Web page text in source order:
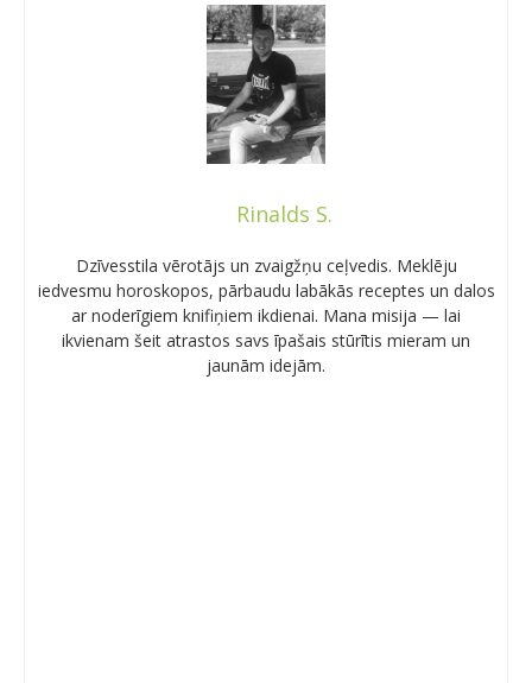
Rinalds S.
Dzīvesstila vērotājs un zvaigžņu ceļvedis. Meklēju
iedvesmu horoskopos, pārbaudu labākās receptes un dalos
ar noderīgiem knifiņiem ikdienai. Mana misija — lai
ikvienam šeit atrastos savs īpašais stūrītis mieram un
jaunām idejām.